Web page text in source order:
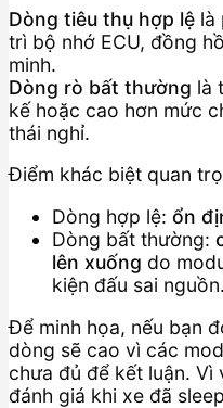
Dòng tiêu thụ hợp lệ là
trì bộ nhớ ECU, đồng
minh.
Dòng rò bất thường là
kế hoặc cao hơn mức
thái nghỉ.
Điểm khác biệt quan
Dòng hợp lệ: ổn
Dòng bất thường:
lên xuống do
kiện đấu sai nguồn.
Để minh họa, nếu bạn
dòng sẽ cao vì các
chưa đủ để kết luận.
đánh giá khi xe đã